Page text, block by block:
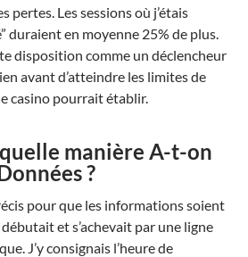
pertes. Les sessions où j’étais
duraient en moyenne 25% de plus.
disposition comme un déclencheur
avant d’atteindre les limites de
casino pourrait établir.
manière A-t-on
?
pour que les informations soient
et s’achevait par une ligne
J’y consignais l’heure de